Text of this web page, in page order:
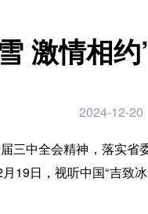
激情相
2024-12-20
三中全会精神，落实省
19日，视听中国“吉